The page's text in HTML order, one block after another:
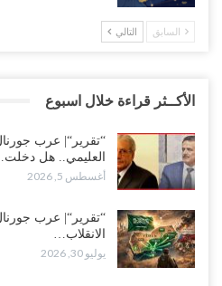
السابق التالي
الأكــثر قراءة خلال اسبوع
“تقرير“| عرب
العليمي.. هل
أغسطس 5, 2026
“تقرير“| عرب
الانقلاب…
يوليو 30, 2026